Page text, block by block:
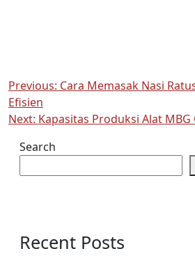
Post
navigation
Previous: Cara Memasak Nasi
Efisien
Next: Kapasitas Produksi Alat
Search
Recent Posts